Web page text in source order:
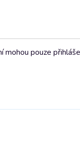
mohou pouze